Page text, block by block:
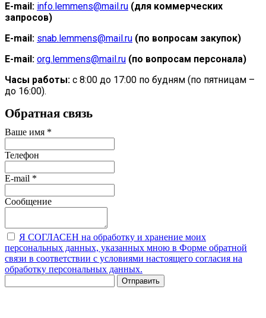
E-mail: info.lemmens@mail.ru (для коммерческих
запросов)
E-mail: snab.lemmens@mail.ru (по вопросам закупок)
E-mail: org.lemmens@mail.ru (по вопросам персонала)
Часы работы: с 8:00 до 17:00 по будням (по пятницам –
до 16:00).
Обратная связь
Ваше имя *
Телефон
E-mail *
Сообщение
Я СОГЛАСЕН на обработку и хранение моих
персональных данных, указанных мною в Форме обратной
связи в соответствии с условиями настоящего согласия на
обработку персональных данных.
Отправить